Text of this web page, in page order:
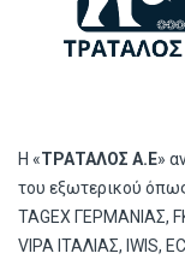
Η «ΤΡΑΤΑΛΟΣ Α.Ε»
του εξωτερικού
TAGEX ΓΕΡΜΑΝΙΑΣ,
VIPA ΙΤΑΛΙΑΣ, IWIS,